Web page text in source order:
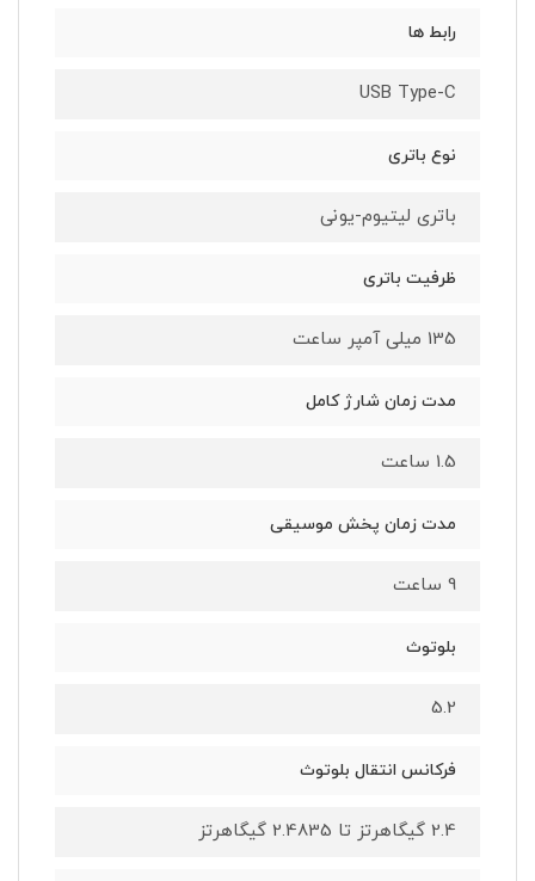
رابط ها
USB Type-C
نوع باتری
باتری لیتیوم-یونی
ظرفیت باتری
135 میلی آمپر ساعت
مدت زمان شارژ کامل
1.5 ساعت
مدت زمان پخش موسیقی
9 ساعت
بلوتوث
5.2
فرکانس انتقال بلوتوث
2.4 گیگاهرتز تا 2.4835 گیگاهرتز